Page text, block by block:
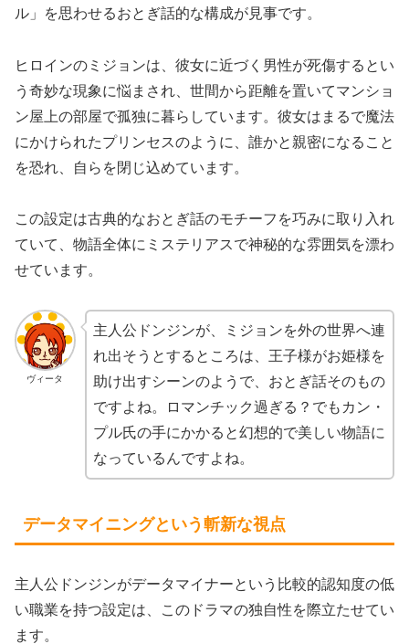
ル」を思わせるおとぎ話的な構成が見事です。
ヒロインのミジョンは、彼女に近づく男性が死傷するとい
う奇妙な現象に悩まされ、世間から距離を置いてマンショ
ン屋上の部屋で孤独に暮らしています。彼女はまるで魔法
にかけられたプリンセスのように、誰かと親密になること
を恐れ、自らを閉じ込めています。
この設定は古典的なおとぎ話のモチーフを巧みに取り入れ
ていて、物語全体にミステリアスで神秘的な雰囲気を漂わ
せています。
ヴィータ
主人公ドンジンが、ミジョンを外の世界へ連
れ出そうとするところは、王子様がお姫様を
助け出すシーンのようで、おとぎ話そのもの
ですよね。ロマンチック過ぎる？でもカン・
プル氏の手にかかると幻想的で美しい物語に
なっているんですよね。
データマイニングという斬新な視点
主人公ドンジンがデータマイナーという比較的認知度の低
い職業を持つ設定は、このドラマの独自性を際立たせてい
ます。